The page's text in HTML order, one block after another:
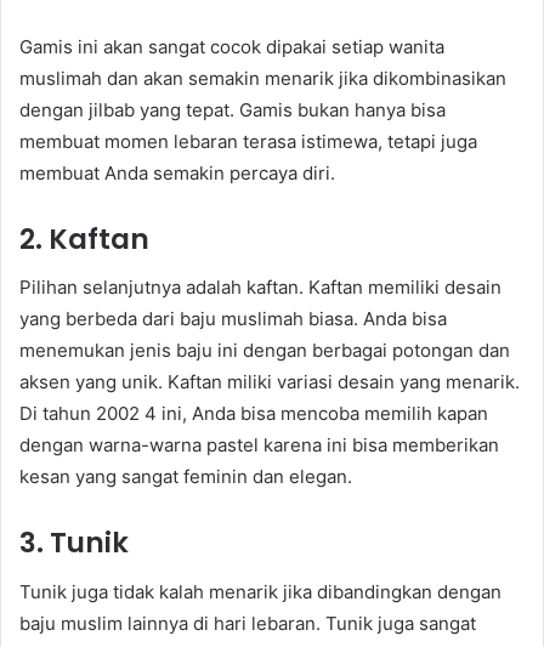
Gamis ini akan sangat cocok dipakai setiap wanita
muslimah dan akan semakin menarik jika dikombinasikan
dengan jilbab yang tepat. Gamis bukan hanya bisa
membuat momen lebaran terasa istimewa, tetapi juga
membuat Anda semakin percaya diri.
2. Kaftan
Pilihan selanjutnya adalah kaftan. Kaftan memiliki desain
yang berbeda dari baju muslimah biasa. Anda bisa
menemukan jenis baju ini dengan berbagai potongan dan
aksen yang unik. Kaftan miliki variasi desain yang menarik.
Di tahun 2002 4 ini, Anda bisa mencoba memilih kapan
dengan warna-warna pastel karena ini bisa memberikan
kesan yang sangat feminin dan elegan.
3. Tunik
Tunik juga tidak kalah menarik jika dibandingkan dengan
baju muslim lainnya di hari lebaran. Tunik juga sangat